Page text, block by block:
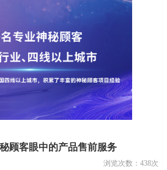
顾客眼中的产品售前服务
浏览次数： 438次